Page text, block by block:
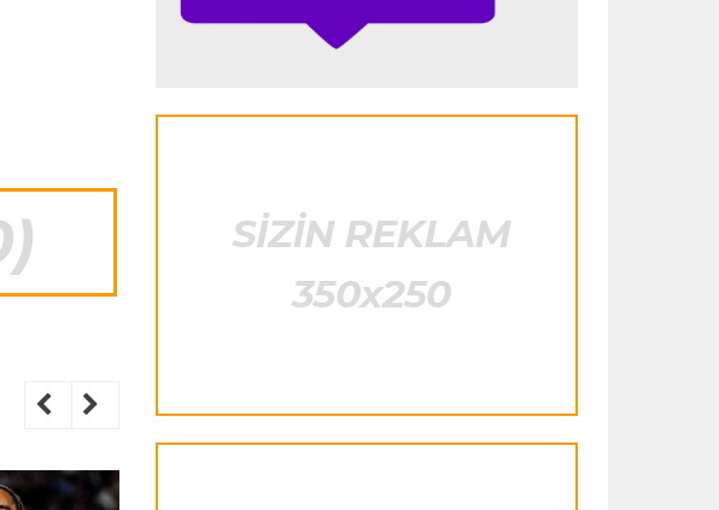
şübhə etməmişəm"
"Liverpul" Barkola üçün 115 milyon